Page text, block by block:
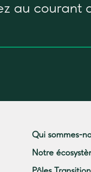
au courant
Qui sommes-
Notre